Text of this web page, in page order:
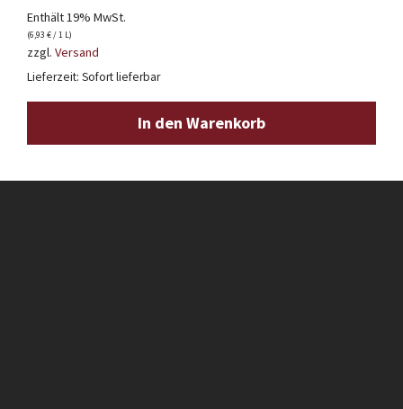
Enthält 19% MwSt.
(6,93 €/ 1 L)
zzgl. Versand
Lieferzeit: Sofort lieferbar
In den Warenkorb